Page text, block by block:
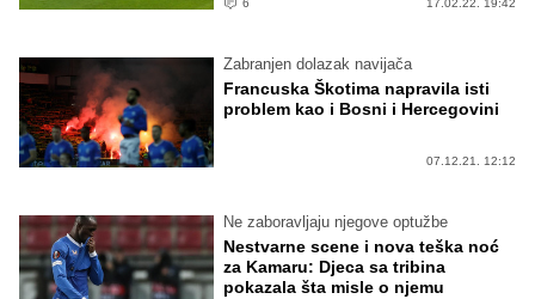
6 17.02.22. 19:42
Zabranjen dolazak navijača
Francuska Škotima napravila isti
problem kao i Bosni i Hercegovini
07.12.21. 12:12
Ne zaboravljaju njegove optužbe
Nestvarne scene i nova teška noć
za Kamaru: Djeca sa tribina
pokazala šta misle o njemu